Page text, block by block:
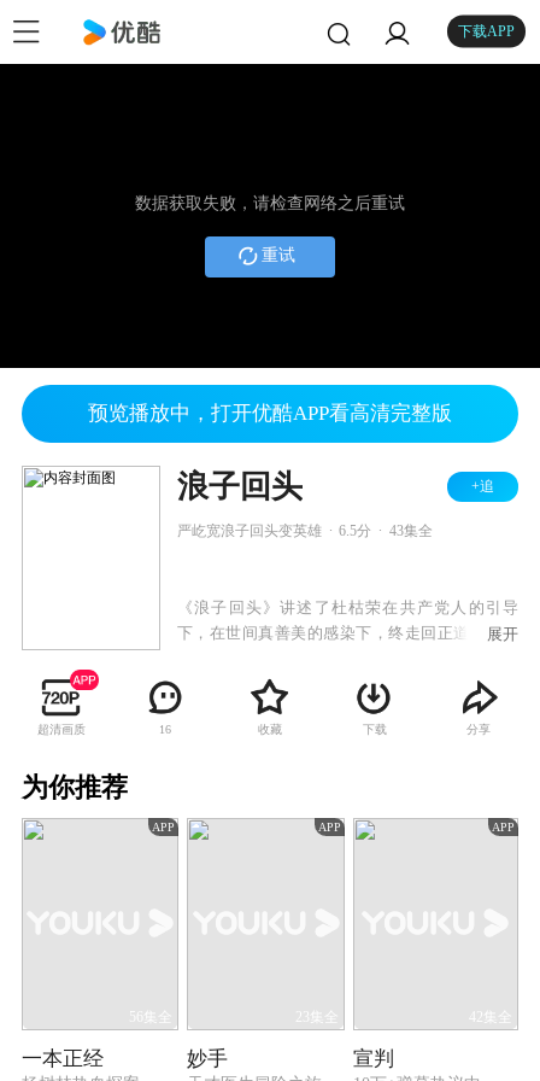
下载APP
数据获取失败，请检查网络之后重试
重试
预览播放中，打开优酷APP看高清完整版
浪子回头 +追
严屹宽浪子回头变英雄 6.5分 43集全
《浪子回头》讲述了杜枯荣在共产党人的引导
下，在世间真善美的感染下，终走回正道的人生
宠溺下有些任性，因被冤入狱。在狱中遇到了共
产党人梅永远，心中的善与义逐渐被他自己感受
到。杜枯荣想方设法逃离监狱，希望有机会为自
中，开始帮助那些穷困的孩子，帮助地下党印刷
罚了恶人，伸张了正义。
展开
超清画质 16 收藏 下载 分享
为你推荐
APP
56集全
一本正经
APP
23集全
妙手
APP
42集全
宣判